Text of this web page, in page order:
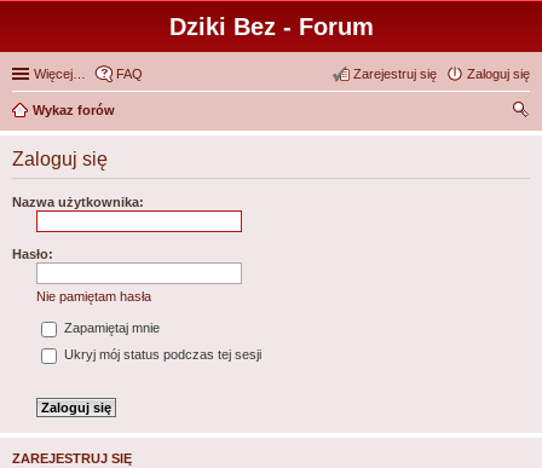
Dziki Bez - Forum
Więcej… FAQ Zaloguj się
Zarejestruj się
Wykaz forów
Zaloguj się
Nazwa użytkownika:
Hasło:
Nie pamiętam hasła
Zapamiętaj mnie
Ukryj mój status podczas tej sesji
ZAREJESTRUJ SIĘ